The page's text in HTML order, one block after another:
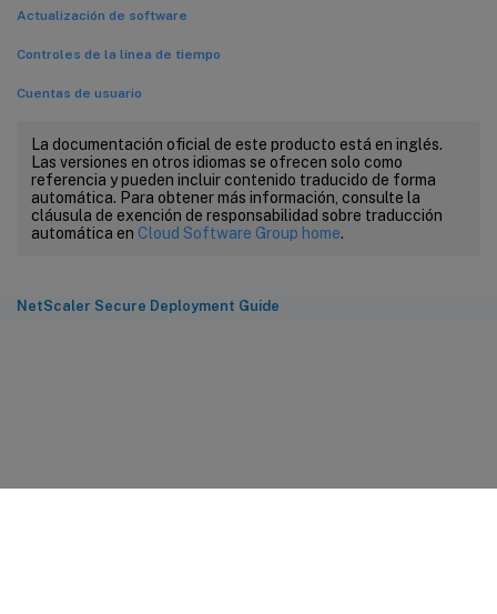
Actualización de software
Controles de la línea de tiempo
Cuentas de usuario
La documentación oficial de este producto está en inglés.
Las versiones en otros idiomas se ofrecen solo como
referencia y pueden incluir contenido traducido de forma
automática. Para obtener más información, consulte la
cláusula de exención de responsabilidad sobre traducción
automática en Cloud Software Group home.
NetScaler Secure Deployment Guide